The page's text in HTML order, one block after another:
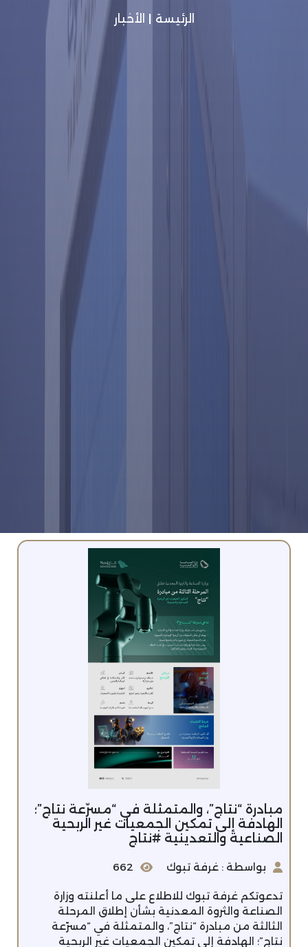
الرئيسة | الأخبار
مبادرة “نتاج”، والمتمثلة في “مسرّعة نتاج”؛
الهادفة إلى تمكين الجمعيات غير الربحية
الصناعية والتعدينية #نتاج
بواسطة : غرفة تبوك 662
تدعوتكم غرفة تبوك للاطلاع على ما أعلنته وزارة
الصناعة والثروة المعدنية بشأن إطلاق المرحلة
الثالثة من مبادرة “نتاج”، والمتمثلة في “مسرّعة
نتاج”؛ الهادفة إلى تمكين الجمعيات غير الربحية